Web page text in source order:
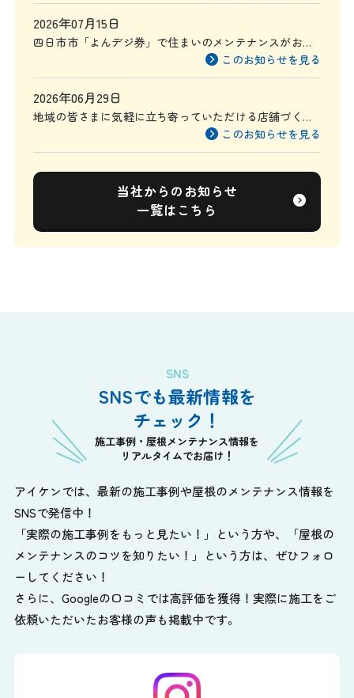
2026年07月15日
四日市市「よんデジ券」で住まいのメンテナンスがお得
このお知らせを見る
2026年06月29日
地域の皆さまに気軽に立ち寄っていただける店舗づくり
このお知らせを見る
当社からのお知らせ
一覧はこちら
SNS
SNSでも最新情報を
チェック！
施工事例・屋根メンテナンス情報を
リアルタイムでお届け！
アイケンでは、最新の施工事例や屋根のメンテナンス情報を
SNSで発信中！
「実際の施工事例をもっと見たい！」という方や、
「屋根の
メンテナンスのコツを知りたい！」という方は、ぜひフォロ
ーしてください！
さらに、Googleの口コミでは高評価を獲得！実際に施工をご
依頼いただいたお客様の声も掲載中です。